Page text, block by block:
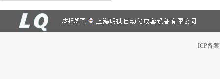
ICP备案